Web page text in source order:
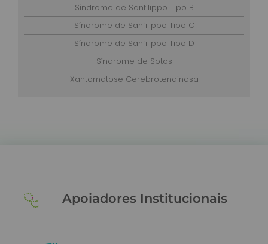
Síndrome de Sanfilippo Tipo B
Síndrome de Sanfilippo Tipo C
Síndrome de Sanfilippo Tipo D
Síndrome de Sotos
Xantomatose Cerebrotendinosa
Apoiadores Institucionais